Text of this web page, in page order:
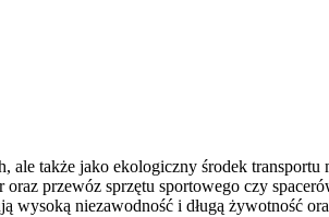
także jako ekologiczny środek transportu
przewóz sprzętu sportowego czy
wysoką niezawodność i długą żywotność